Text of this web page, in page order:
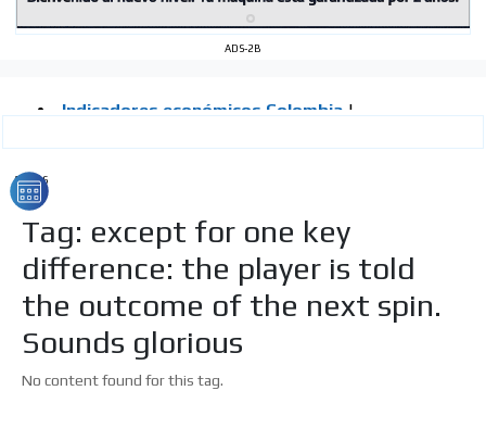
ADS-2B
ADS-26
Tag: except for one key
difference: the player is told
the outcome of the next spin.
Sounds glorious
No content found for this tag.